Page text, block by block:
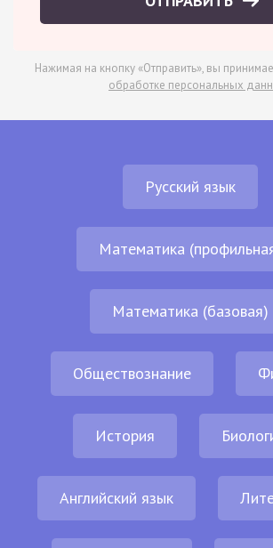
Нажимая на кнопку «Отправить», вы
обработке персональных
Русский язык
Математика
Математика (базовая)
Обществознание
История
Английский язык